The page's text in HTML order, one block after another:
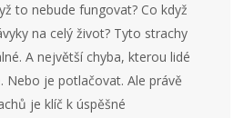
to nebude fungovat? Co když
na celý život? Tyto strachy
A největší chyba, kterou lidé
Nebo je potlačovat. Ale právě
je klíč k úspěšné